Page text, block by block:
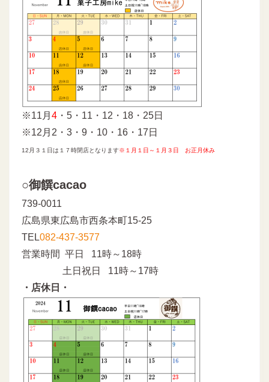
※11月 4 ・5・11・12・18・25日
※12月2・3・9・10・16・17日
12月３１日は１７時閉店となります※ １月１日～１月３日 お正月休み
○御饌cacao
739-0011
広島県東広島市西条本町15-25
TEL082-437-3577
営業時間 平日 11時～18時
土日祝日 11時～17時
・店休日・